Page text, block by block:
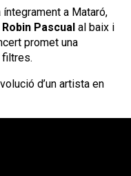
a Mataró,
Robin Pascual al baix i
promet una
d’un artista en